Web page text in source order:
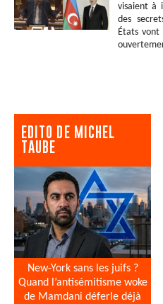
visaient à
des
États vont
EDITO DE MICHEL
TAUBE
New-York sans les juifs ?
Quand l’antisémitisme woke
de Mamdani déferle déjà